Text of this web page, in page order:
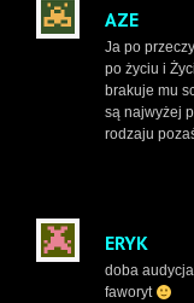
AZE
Ja po
po życiu i
brakuje mu
są najwyżej
rodzaju
ERYK
doba audycja
faworyt